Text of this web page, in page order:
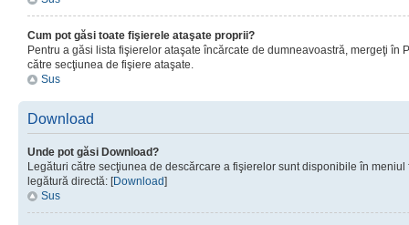
Cum pot găsi toate fişierele ataşate proprii?
Pentru a găsi lista fişierelor ataşate încărcate de dumneavoastră, mergeţi în
către secţiunea de fişiere ataşate.
Sus
Download
Unde pot găsi Download?
Legături către secţiunea de descărcare a fişierelor sunt disponibile în
legătură directă: [Download]
Sus